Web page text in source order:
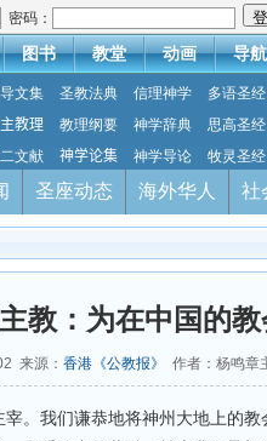
密码：
图书 教堂 动画 导航
文集 圣教法典 信理神学
多语圣经
教理
教理纲要 神学辞典
思高圣经
文献
神学论集 神学导论 牧灵圣经
圣座动态 海外华人 社
教：为在中国的
来源： 香港《公教报》 作者：杨鸣章
。我们谦恭地将神州大地上的